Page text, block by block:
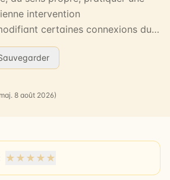
intervention
certaines connexions du
le verbe décrit une altération
8 août 2026)
★ ★ ★ ★ ★